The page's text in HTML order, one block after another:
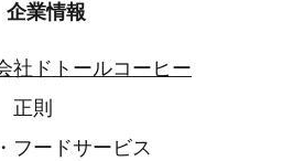
企業情報
社ドトールコーヒー
則
フードサービス